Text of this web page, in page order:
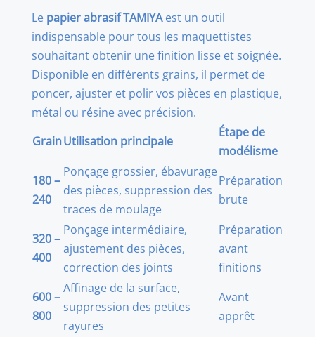
Le papier abrasif TAMIYAest un outil
indispensable pour tous les maquettistes
souhaitant obtenir une finition lisse et soignée.
Disponible en différents grains, il permet de
poncer, ajuster et polir vos pièces en plastique,
métal ou résine avec précision.
GrainUtilisation principale
Étape de
modélisme
180 –
240
Ponçage grossier, ébavurage
des pièces, suppression des
traces de moulage
Préparation
brute
320 –
400
Ponçage intermédiaire,
ajustement des pièces,
correction des joints
Préparation
avant
finitions
600 –
800
Affinage de la surface,
suppression des petites
rayures
Avant
apprêt